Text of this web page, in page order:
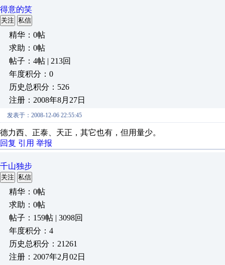
得意的笑
关注 私信
精华：0帖
求助：0帖
帖子：4帖 | 213回
年度积分：0
历史总积分：526
注册：2008年8月27日
发表于：2008-12-06 22:55:45
德力西、正泰、天正，其它也有，但用量少。
回复 引用 举报
千山独步
关注 私信
精华：0帖
求助：0帖
帖子：159帖 | 3098回
年度积分：4
历史总积分：21261
注册：2007年2月02日